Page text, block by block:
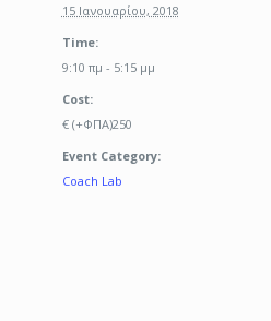
15 Ιανουαρίου, 2018
Time:
9:10 πμ - 5:15 μμ
Cost:
€ (+ΦΠΑ)250
Event Category:
Coach Lab